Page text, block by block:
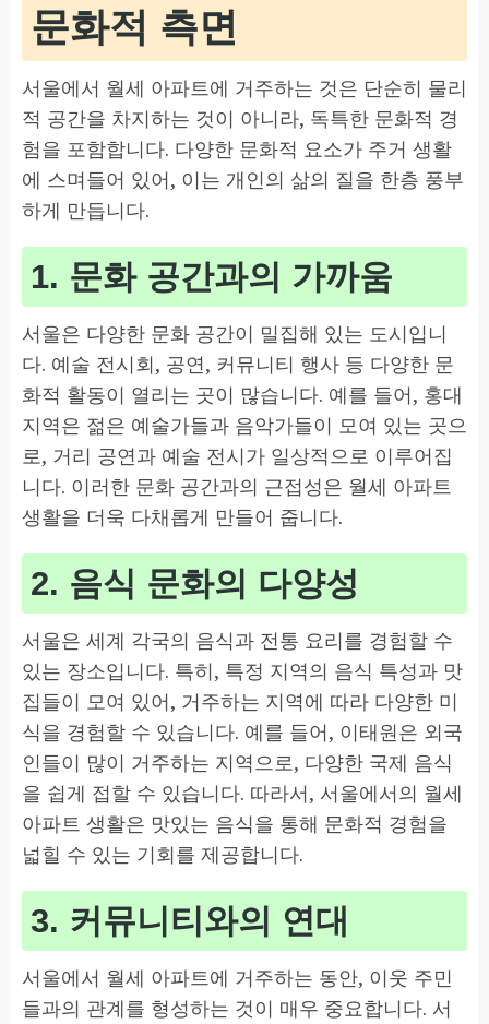
문화적 측면
서울에서 월세 아파트에 거주하는 것은 단순히 물리
적 공간을 차지하는 것이 아니라, 독특한 문화적 경
험을 포함합니다. 다양한 문화적 요소가 주거 생활
에 스며들어 있어, 이는 개인의 삶의 질을 한층 풍부
하게 만듭니다.
1. 문화 공간과의 가까움
서울은 다양한 문화 공간이 밀집해 있는 도시입니
다. 예술 전시회, 공연, 커뮤니티 행사 등 다양한 문
화적 활동이 열리는 곳이 많습니다. 예를 들어, 홍대
지역은 젊은 예술가들과 음악가들이 모여 있는 곳으
로, 거리 공연과 예술 전시가 일상적으로 이루어집
니다. 이러한 문화 공간과의 근접성은 월세 아파트
생활을 더욱 다채롭게 만들어 줍니다.
2. 음식 문화의 다양성
서울은 세계 각국의 음식과 전통 요리를 경험할 수
있는 장소입니다. 특히, 특정 지역의 음식 특성과 맛
집들이 모여 있어, 거주하는 지역에 따라 다양한 미
식을 경험할 수 있습니다. 예를 들어, 이태원은 외국
인들이 많이 거주하는 지역으로, 다양한 국제 음식
을 쉽게 접할 수 있습니다. 따라서, 서울에서의 월세
아파트 생활은 맛있는 음식을 통해 문화적 경험을
넓힐 수 있는 기회를 제공합니다.
3. 커뮤니티와의 연대
서울에서 월세 아파트에 거주하는 동안, 이웃 주민
들과의 관계를 형성하는 것이 매우 중요합니다. 서